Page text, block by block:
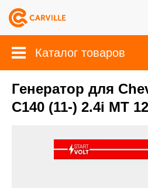
Каталог товаров
Генератор для
C140 (11-) 2.4i MT